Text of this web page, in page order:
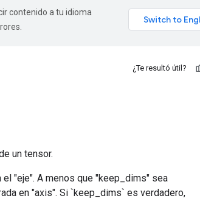
contenido a tu idioma
¿Te resultó útil?
un tensor.
"eje". A menos que "keep_dims" sea
en "axis". Si `keep_dims` es verdadero,